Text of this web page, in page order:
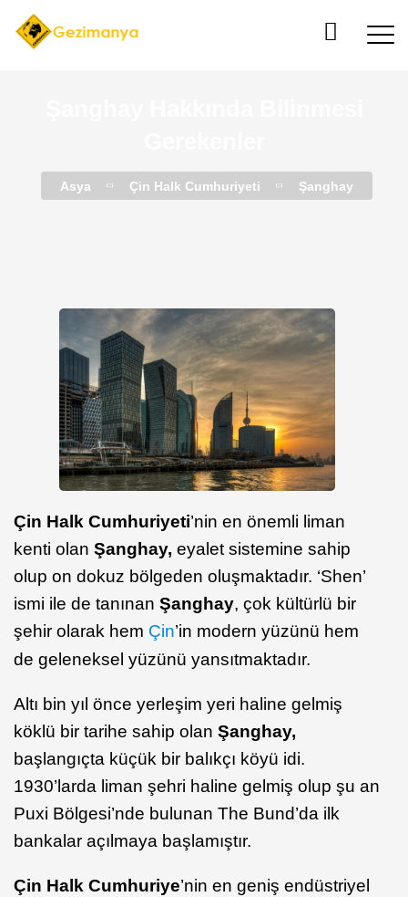
Asya Çin Halk Cumhuriyeti Şanghay
Çin Halk Cumhuriyeti’nin en önemli liman
kenti olan Şanghay, eyalet sistemine sahip
olup on dokuz bölgeden oluşmaktadır. ‘Shen’
ismi ile de tanınan Şanghay, çok kültürlü bir
şehir olarak hem Çin’in modern yüzünü hem
de geleneksel yüzünü yansıtmaktadır.
Altı bin yıl önce yerleşim yeri haline gelmiş
köklü bir tarihe sahip olan Şanghay,
başlangıçta küçük bir balıkçı köyü idi.
1930’larda liman şehri haline gelmiş olup şu an
Puxi Bölgesi’nde bulunan The Bund’da ilk
bankalar açılmaya başlamıştır.
Çin Halk Cumhuriye’nin en geniş endüstriyel